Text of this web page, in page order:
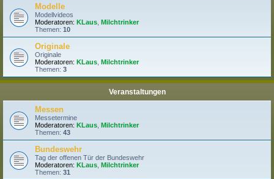
Modelle
Modellvideos
Moderatoren: KLaus Milchtrinker
Themen: 10
Originale
Originale
Moderatoren: KLaus Milchtrinker
Themen: 3
Veranstaltungen
Messen
Messetermine
Moderatoren: KLaus Milchtrinker
Themen: 43
Bundeswehr
Tag der offenen Tür der Bundeswehr
Moderatoren: KLaus Milchtrinker
Themen: 31